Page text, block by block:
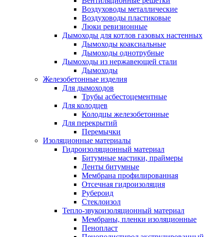
Воздуховоды металлические
Воздуховоды пластиковые
Люки ревизионные
Дымоходы для котлов газовых настенных
Дымоходы коаксиальные
Дымоходы однотрубные
Дымоходы из нержавеющей стали
Дымоходы
Железобетонные изделия
Для дымоходов
Трубы асбестоцементные
Для колодцев
Колодцы железобетонные
Для перекрытий
Перемычки
Изоляционные материалы
Гидроизоляционный материал
Битумные мастики, праймеры
Ленты битумные
Мембрана профилированная
Отсечная гидроизоляция
Рубероид
Стеклоизол
Тепло-звукоизоляционный материал
Мембраны, пленки изоляционные
Пенопласт